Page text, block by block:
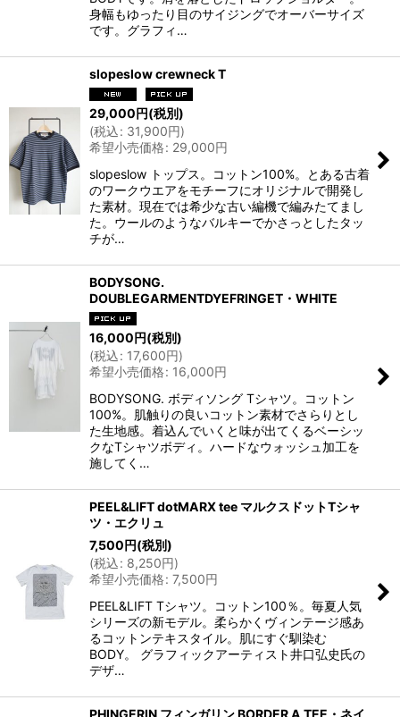
身幅もゆったり目のサイジングでオーバーサイズ
です。グラフィ…
slopeslow crewneck T
29,000円(税別)
(税込: 31,900円)
希望小売価格: 29,000円
slopeslow トップス。コットン100%。とある古着
のワークウエアをモチーフにオリジナルで開発し
た素材。現在では希少な古い編機で編みたてまし
た。ウールのようなバルキーでかさっとしたタッ
チが…
BODYSONG.
DOUBLEGARMENTDYEFRINGET・WHITE
16,000円(税別)
(税込: 17,600円)
希望小売価格: 16,000円
BODYSONG. ボディソング Tシャツ。コットン
100%。肌触りの良いコットン素材でさらりとし
た生地感。着込んでいくと味が出てくるベーシッ
クなTシャツボディ。ハードなウォッシュ加工を
施してく…
PEEL&LIFT dotMARX tee マルクスドットTシャ
ツ・エクリュ
7,500円(税別)
(税込: 8,250円)
希望小売価格: 7,500円
PEEL&LIFT Tシャツ。コットン100％。毎夏人気
シリーズの新モデル。柔らかくヴィンテージ感あ
るコットンテキスタイル。肌にすぐ馴染む
BODY。 グラフィックアーティスト井口弘史氏の
デザ…
PHINGERIN フィンガリン BORDER A TEE・ネイ